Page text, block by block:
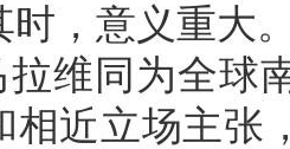
时，意义重大
拉维同为全球
相近立场主张